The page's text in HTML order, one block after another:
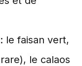
: le faisan vert,
le calaos